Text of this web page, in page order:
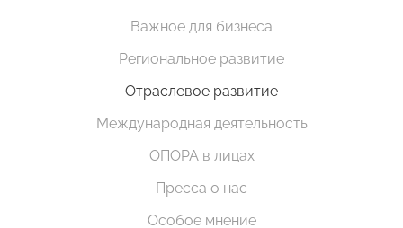
Важное для бизнеса
Региональное развитие
Отраслевое развитие
Международная деятельность
ОПОРА в лицах
Пресса о нас
Особое мнение